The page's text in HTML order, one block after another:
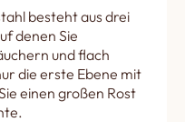
besteht aus drei
denen Sie
und flach
die erste Ebene mit
einen großen Rost